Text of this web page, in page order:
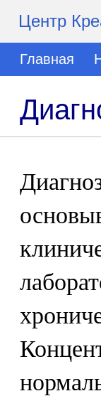
Центр
Главная